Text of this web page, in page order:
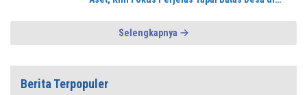
Selengkapnya
Berita Terpopuler